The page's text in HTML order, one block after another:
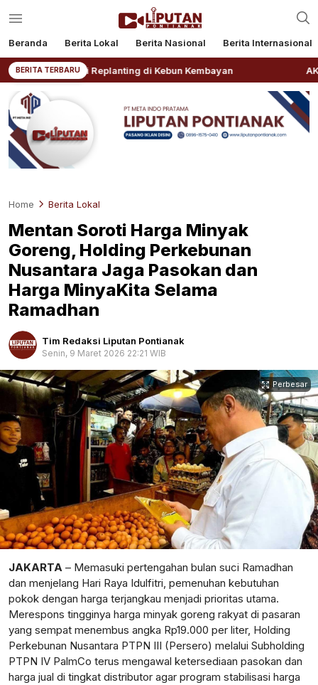
Beranda Berita Lokal Berita Nasional Berita Internasional
BERITA TERBARU
Replanting di Kebun Kembayan AKBP Rensa S.
Home Berita Lokal
Mentan Soroti Harga Minyak
Goreng, Holding Perkebunan
Nusantara Jaga Pasokan dan
Harga MinyaKita Selama
Ramadhan
Tim Redaksi Liputan Pontianak
Senin, 9 Maret 2026 22:21 WIB
Perbesar
JAKARTA – Memasuki pertengahan bulan suci Ramadhan
dan menjelang Hari Raya Idulfitri, pemenuhan kebutuhan
pokok dengan harga terjangkau menjadi prioritas utama.
Merespons tingginya harga minyak goreng rakyat di pasaran
yang sempat menembus angka Rp19.000 per liter, Holding
Perkebunan Nusantara PTPN III (Persero) melalui Subholding
PTPN IV PalmCo terus mengawal ketersediaan pasokan dan
harga jual di tingkat distributor agar program stabilisasi harga